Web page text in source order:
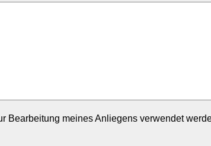
Bearbeitung meines Anliegens verwendet